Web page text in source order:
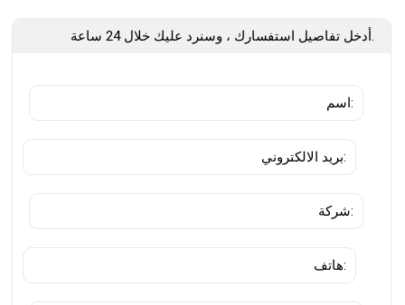
أدخل تفاصيل استفسارك ، وسنرد عليك خلال 24 ساعة.